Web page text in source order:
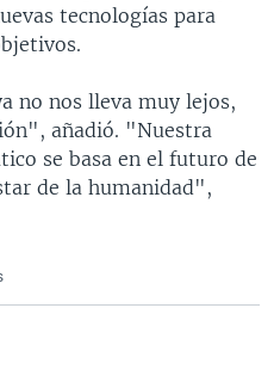
tecnologías para
no nos lleva muy lejos,
añadió. "Nuestra
se basa en el futuro de
de la humanidad",